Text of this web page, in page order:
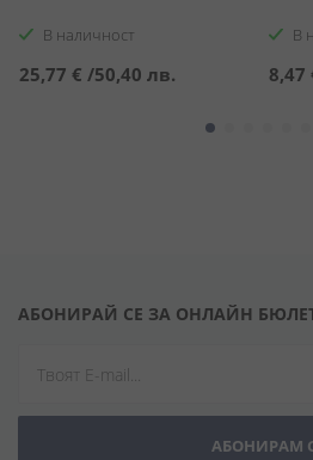
В наличност
25,77 € /50,40 лв.
В
8,47
АБОНИРАЙ СЕ ЗА ОНЛАЙН
АБОНИРАМ